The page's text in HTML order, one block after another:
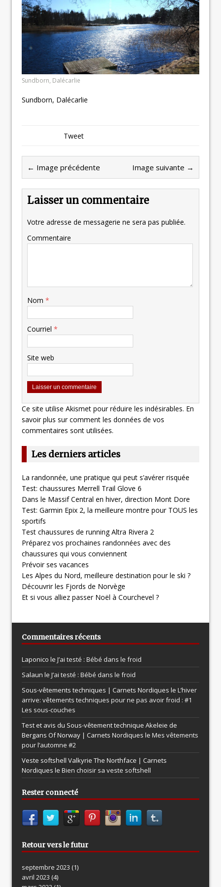
Sundborn, Dalécarlie
Sundborn, Dalécarlie
Tweet
← Image précédente Image suivante →
Laisser un commentaire
Votre adresse de messagerie ne sera pas publiée.
Commentaire
Nom *
Courriel *
Site web
Ce site utilise Akismet pour réduire les indésirables. En
savoir plus sur comment les données de vos
commentaires sont utilisées.
Les derniers articles
La randonnée, une pratique qui peut s’avérer risquée
Test: chaussures Merrell Trail Glove 6
Dans le Massif Central en hiver, direction Mont Dore
Test: Garmin Epix 2, la meilleure montre pour TOUS les
sportifs
Test chaussures de running Altra Rivera 2
Préparez vos prochaines randonnées avec des
chaussures qui vous conviennent
Prévoir ses vacances
Les Alpes du Nord, meilleure destination pour le ski ?
Découvrir les Fjords de Norvège
Et si vous alliez passer Noël à Courchevel ?
Commentaires récents
Laponico le J’ai testé : Bébé dans le froid
Salaun le J’ai testé : Bébé dans le froid
Sous-vêtements techniques | Carnets Nordiques le L’hiver
arrive: vêtements techniques pour ne pas avoir froid : #1
Les sous-couches
Test et avis du Sous-vêtement technique Akeleie de
Bergans Of Norway | Carnets Nordiques le Mes vêtements
pour l’automne #2
Veste softshell Valkyrie The Northface | Carnets
Nordiques le Bien choisir sa veste softshell
Rester connecté
Retour vers le futur
septembre 2023 (1)
avril 2023 (4)